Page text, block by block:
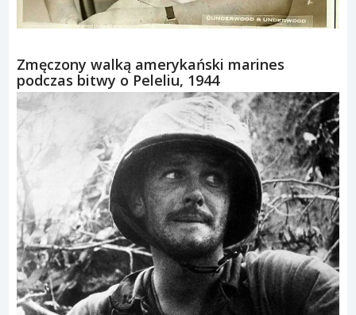
Zmęczony walką amerykański marines
podczas bitwy o Peleliu, 1944